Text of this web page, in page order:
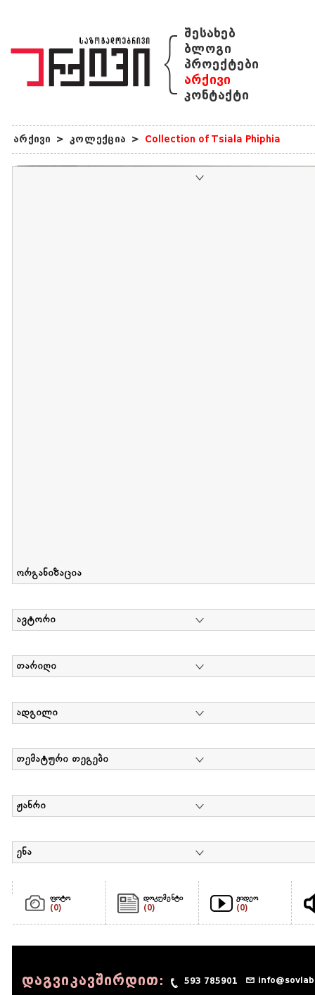
{ შესახებ
ბლოგი
პროექტები
არქივი
კონტაქტი
არქივი > კოლექცია > Collection of Tsiala Phiphia
ორგანიზაცია
ავტორი
თარიღი
ადგილი
თემატური თეგები
ჟანრი
ენა
ფოტო
(0)
დოკუმენტი
(0)
ვიდეო
(0)
დაგვიკავშირდით: 593 785901